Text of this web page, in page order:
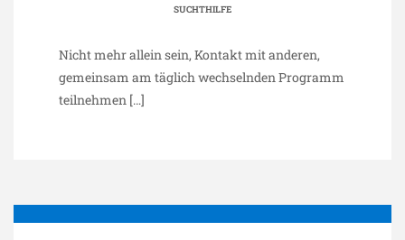
SUCHTHILFE
Nicht mehr allein sein, Kontakt mit anderen,
gemeinsam am täglich wechselnden Programm
teilnehmen […]